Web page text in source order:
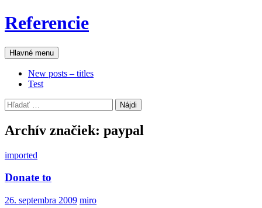
Preskočiť
na
Referencie
Hľadať
Hlavné menu
New posts – titles
Test
Hľadať:
Archív značiek: paypal
imported
Donate to
26. septembra 2009 miro